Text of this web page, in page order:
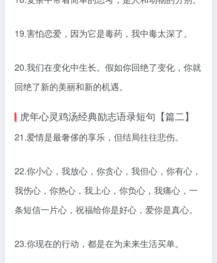
19.害怕恋爱，因为它是毒药，我中毒太深了。
20.我们在变化中生长。假如你回绝了变化，你就
回绝了新的美丽和新的机遇。
虎年心灵鸡汤经典励志语录短句【篇二】
21.爱情是最奢侈的享乐，但结局往往悲伤。
22.你小心，我放心，你贪心，我但心，你有心，
我伤心，你热心，我上心，你负心，我痛心，一
条短信一片心，祝福给你是好心，爱你是真心。
23.你现在的行动，都是在为未来生活买单。